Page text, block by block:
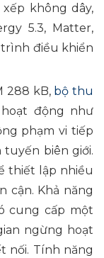
không dây,
5.3, Matter,
trình điều khiển
288 kB, bộ thu
động như
phạm vi tiếp
biên giới.
thiết lập nhiều
cận. Khả năng
cung cấp một
ngừng hoạt
nối. Tính năng